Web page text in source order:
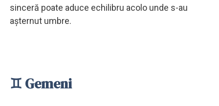
sinceră poate aduce echilibru acolo unde s-au
așternut umbre.
♊ Gemeni